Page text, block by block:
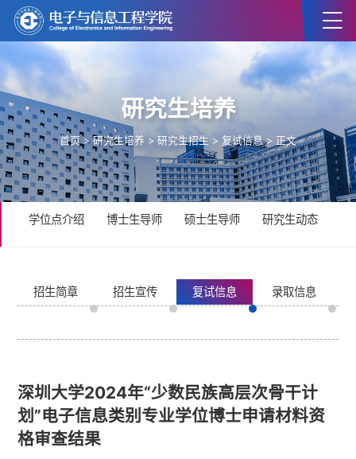
研究生培养
首页>研究生培养 > 研究生招生 > 复试信息> 正文
学位点介绍 博士生导师 硕士生导师 研究生动态
招生简章 招生宣传 复试信息 录取信息
深圳大学2024年“少数民族高层次骨干计
划”电子信息类别专业学位博士申请材料资
格审查结果